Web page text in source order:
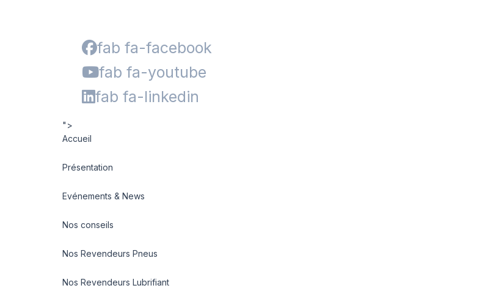
fab fa-facebook
fab fa-youtube
fab fa-linkedin
">
Accueil
Présentation
Evénements & News
Nos conseils
Nos Revendeurs Pneus
Nos Revendeurs Lubrifiant